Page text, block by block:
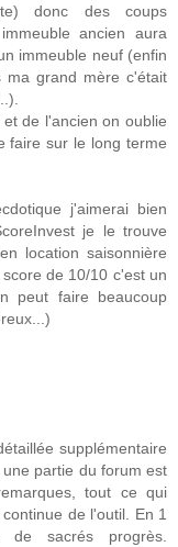
donc des coups
ancien aura
immeuble neuf (enfin
ma grand mère c'était
de l'ancien on oublie
faire sur le long terme
j'aimerai bien
je le trouve
location saisonnière
de 10/10 c'est un
peut faire beaucoup
supplémentaire
partie du forum est
tout ce qui
de l'outil. En 1
sacrés progrès.